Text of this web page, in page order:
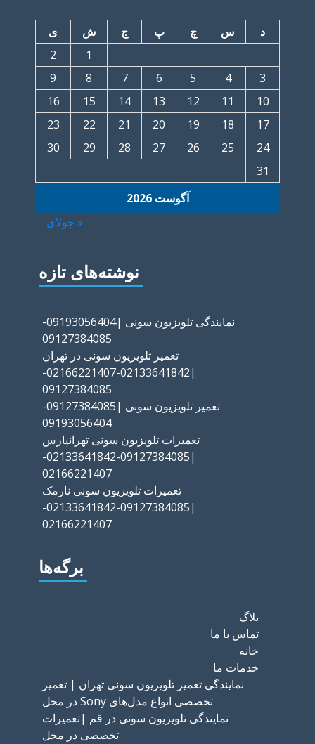
آگوست 2026
د س چ پ ج ش
ی
1
2
3
4
5
6
7
8
9
10
11
12
13
14
15
16
17
18
19
20
21
22
23
24
25
26
27
28
29
30
31
« جولای
نوشته‌های تازه
نمایندگی تلویزیون سونی |09193056404-
09127384085
تعمیر تلویزیون سونی در تهران
|02133641842-02166221407-
09127384085
تعمیر تلویزیون سونی |09127384085-
09193056404
تعمیرات تلویزیون سونی تهرانپارس
|09127384085-02133641842-
02166221407
تعمیرات تلویزیون سونی نارمک
|09127384085-02133641842-
02166221407
برگه‌ها
بلاگ
تماس با ما
خانه
خدمات ما
نمایندگی تعمیر تلویزیون سونی تهران | تعمیر
تخصصی انواع مدل‌های Sony در محل
نمایندگی تلویزیون سونی در قم |تعمیرات
تخصصی در محل